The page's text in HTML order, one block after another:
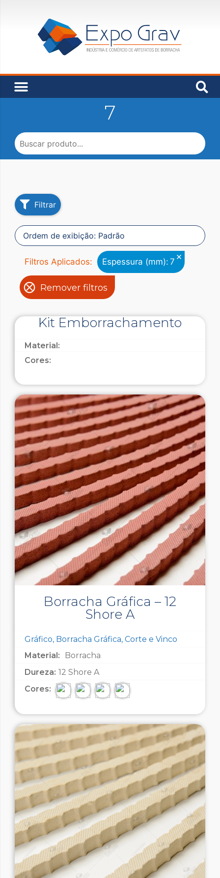
7
Filtrar
Filtros Aplicados: Espessura (mm): 7 ×
Remover filtros
Kit Emborrachamento
Material:
Cores:
Borracha Gráfica – 12
Shore A
Gráfico, Borracha Gráfica, Corte e Vinco
Material:
Borracha
Dureza: 12 Shore A
Cores: